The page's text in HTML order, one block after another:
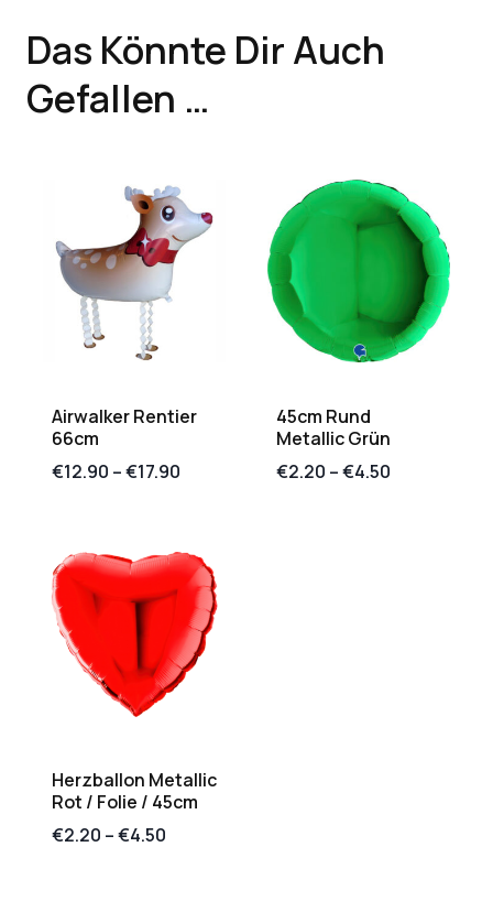
Das Könnte Dir Auch
Gefallen …
Airwalker Rentier
66cm
€12.90 –€17.90
45cm Rund
Metallic Grün
€2.20 –€4.50
Herzballon Metallic
Rot / Folie / 45cm
€2.20 –€4.50